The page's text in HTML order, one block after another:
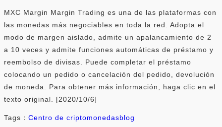
MXC Margin Margin Trading es una de las plataformas con
las monedas más negociables en toda la red. Adopta el
modo de margen aislado, admite un apalancamiento de 2
a 10 veces y admite funciones automáticas de préstamo y
reembolso de divisas. Puede completar el préstamo
colocando un pedido o cancelación del pedido, devolución
de moneda. Para obtener más información, haga clic en el
texto original. [2020/10/6]
Tags： Centro de criptomonedasblog